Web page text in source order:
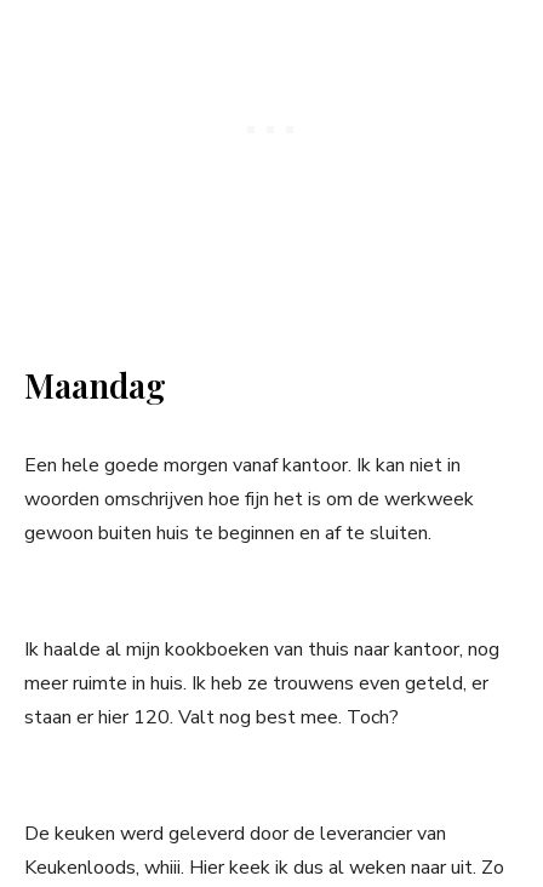
Maandag
Een hele goede morgen vanaf kantoor. Ik kan niet in
woorden omschrijven hoe fijn het is om de werkweek
gewoon buiten huis te beginnen en af te sluiten.
Ik haalde al mijn kookboeken van thuis naar kantoor, nog
meer ruimte in huis. Ik heb ze trouwens even geteld, er
staan er hier 120. Valt nog best mee. Toch?
De keuken werd geleverd door de leverancier van
Keukenloods, whiii. Hier keek ik dus al weken naar uit. Zo